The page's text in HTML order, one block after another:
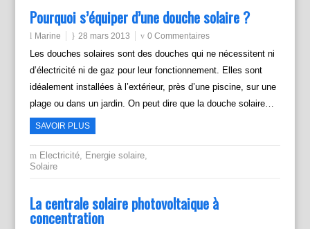
Pourquoi s’équiper d’une douche solaire ?
Marine 28 mars 2013 0 Commentaires
Les douches solaires sont des douches qui ne nécessitent ni
d’électricité ni de gaz pour leur fonctionnement. Elles sont
idéalement installées à l’extérieur, près d’une piscine, sur une
plage ou dans un jardin. On peut dire que la douche solaire…
SAVOIR PLUS
Electricité, Energie solaire,
Solaire
La centrale solaire photovoltaique à
concentration